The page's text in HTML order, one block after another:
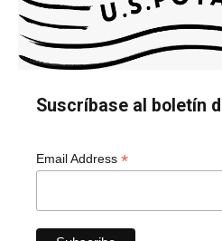
Suscríbase al boletín
Email Address *